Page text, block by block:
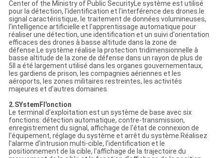
Center of the Ministry of Public SecurityLe système est utilisé
pour la détection, l'identification et l'interférence des drones.le
signal caractéristique, le traitement de données volumineuses,
l'intelligence artificielle et l'apprentissage automatique pour
réaliser une détection, une identification et un suivi d'orientation
efficaces des drones à basse altitude dans la zone de
défense.Le système réalise la protection tridimensionnelle à
basse altitude de la zone de défense dans un rayon de plus de
5Il a été largement utilisé dans les organes gouvernementaux,
les gardiens de prison, les compagnies aériennes et les
aéroports, les zones militaires restreintes, les activités
majeures et d'autres domaines.
2.SYstem Fl'onction
Le terminal d'exploitation est un système de base avec six
fonctions: détection automatique, contre-transmission,
enregistrement du signal, affichage de l'état de connexion de
l'équipement, réglage du système et arrêt du système.Réalisez
l'alarme d'intrusion multi-cible, l'identification et le
positionnement de la cible, l'affichage de la trajectoire du